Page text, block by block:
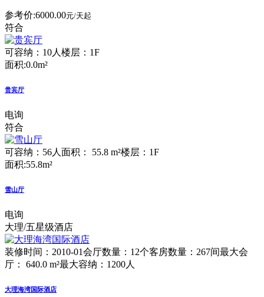
参考价:6000.00元/天起
符合
可容纳：10人 楼层：1F
面积:0.0m²
贵宾厅
电询
符合
可容纳：56人 面积： 55.8 m²楼层：1F
面积:55.8m²
雪山厅
电询
大理/五星级酒店
装修时间：2010-01会厅数量：12个客房数量：267间最大会
厅： 640.0 m²最大容纳：1200人
大理海湾国际酒店